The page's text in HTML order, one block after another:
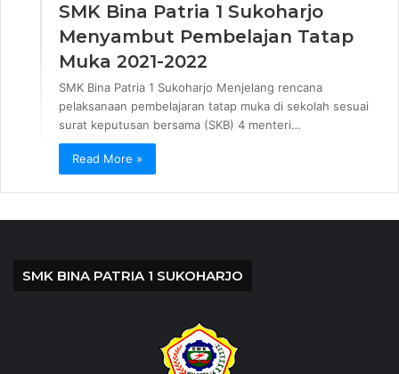
SMK Bina Patria 1 Sukoharjo
Menyambut Pembelajan Tatap
Muka 2021-2022
SMK Bina Patria 1 Sukoharjo Menjelang rencana
pelaksanaan pembelajaran tatap muka di sekolah sesuai
surat keputusan bersama (SKB) 4 menteri…
Read More »
SMK BINA PATRIA 1 SUKOHARJO